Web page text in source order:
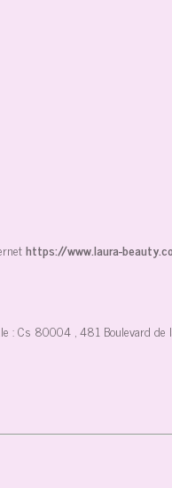
https://www.laura-
:Cs 80004 , 481 Boulevard de